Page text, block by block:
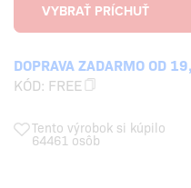
DOPRAVA ZADARMO OD
KÓD: FREE
Tento výrobok si kúpilo
64461 osôb